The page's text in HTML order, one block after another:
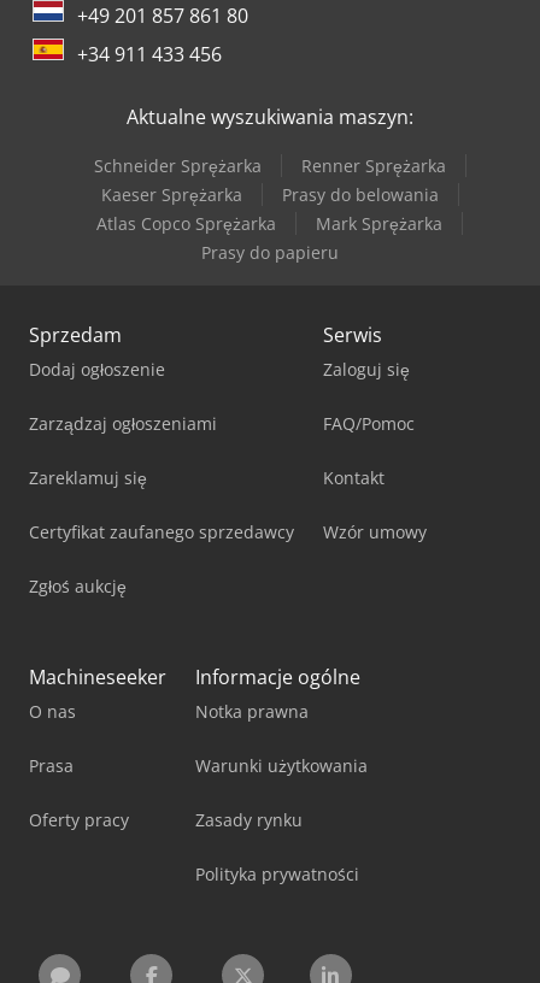
+49 201 857 861 80
+34 911 433 456
Aktualne wyszukiwania maszyn:
Schneider Sprężarka
Renner Sprężarka
Kaeser Sprężarka
Prasy do belowania
Atlas Copco Sprężarka
Mark Sprężarka
Prasy do papieru
Sprzedam
Dodaj ogłoszenie
Zarządzaj ogłoszeniami
Zareklamuj się
Certyfikat zaufanego sprzedawcy
Zgłoś aukcję
Serwis
Zaloguj się
FAQ/Pomoc
Kontakt
Wzór umowy
Machineseeker
O nas
Prasa
Oferty pracy
Informacje ogólne
Notka prawna
Warunki użytkowania
Zasady rynku
Polityka prywatności